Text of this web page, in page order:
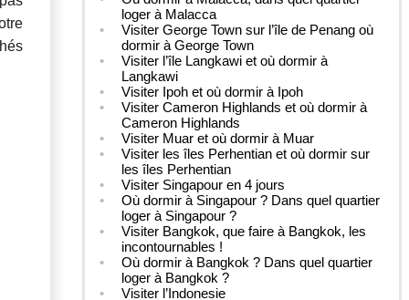
loger à Malacca
Visiter George Town sur l’île de Penang où
dormir à George Town
Visiter l’île Langkawi et où dormir à
Langkawi
Visiter Ipoh et où dormir à Ipoh
Visiter Cameron Highlands et où dormir à
Cameron Highlands
Visiter Muar et où dormir à Muar
Visiter les îles Perhentian et où dormir sur
les îles Perhentian
Visiter Singapour en 4 jours
Où dormir à Singapour ? Dans quel quartier
loger à Singapour ?
Visiter Bangkok, que faire à Bangkok, les
incontournables !
Où dormir à Bangkok ? Dans quel quartier
loger à Bangkok ?
Visiter l’Indonesie